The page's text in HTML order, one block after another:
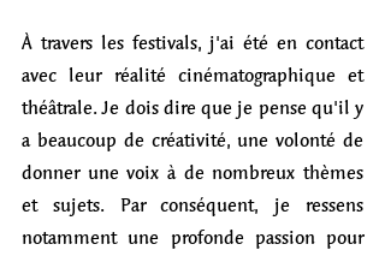
À travers les festivals, j'ai été en contact
avec leur réalité cinématographique et
théâtrale. Je dois dire que je pense qu'il y
a beaucoup de créativité, une volonté de
donner une voix à de nombreux thèmes
et sujets. Par conséquent, je ressens
notamment une profonde passion pour